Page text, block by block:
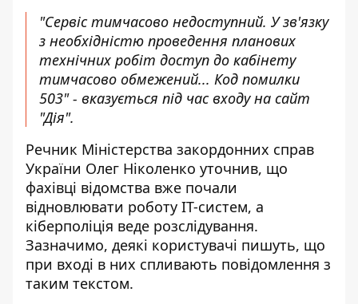
"Сервіс тимчасово недоступний. У зв'язку
з необхідністю проведення планових
технічних робіт доступ до кабінету
тимчасово обмежений... Код помилки
503" - вказується під час входу на сайт
"Дія".
Речник Міністерства закордонних справ
України Олег Ніколенко уточнив, що
фахівці відомства вже почали
відновлювати роботу IT-систем, а
кіберполіція веде розслідування.
Зазначимо, деякі користувачі пишуть, що
при вході в них спливають повідомлення з
таким текстом.